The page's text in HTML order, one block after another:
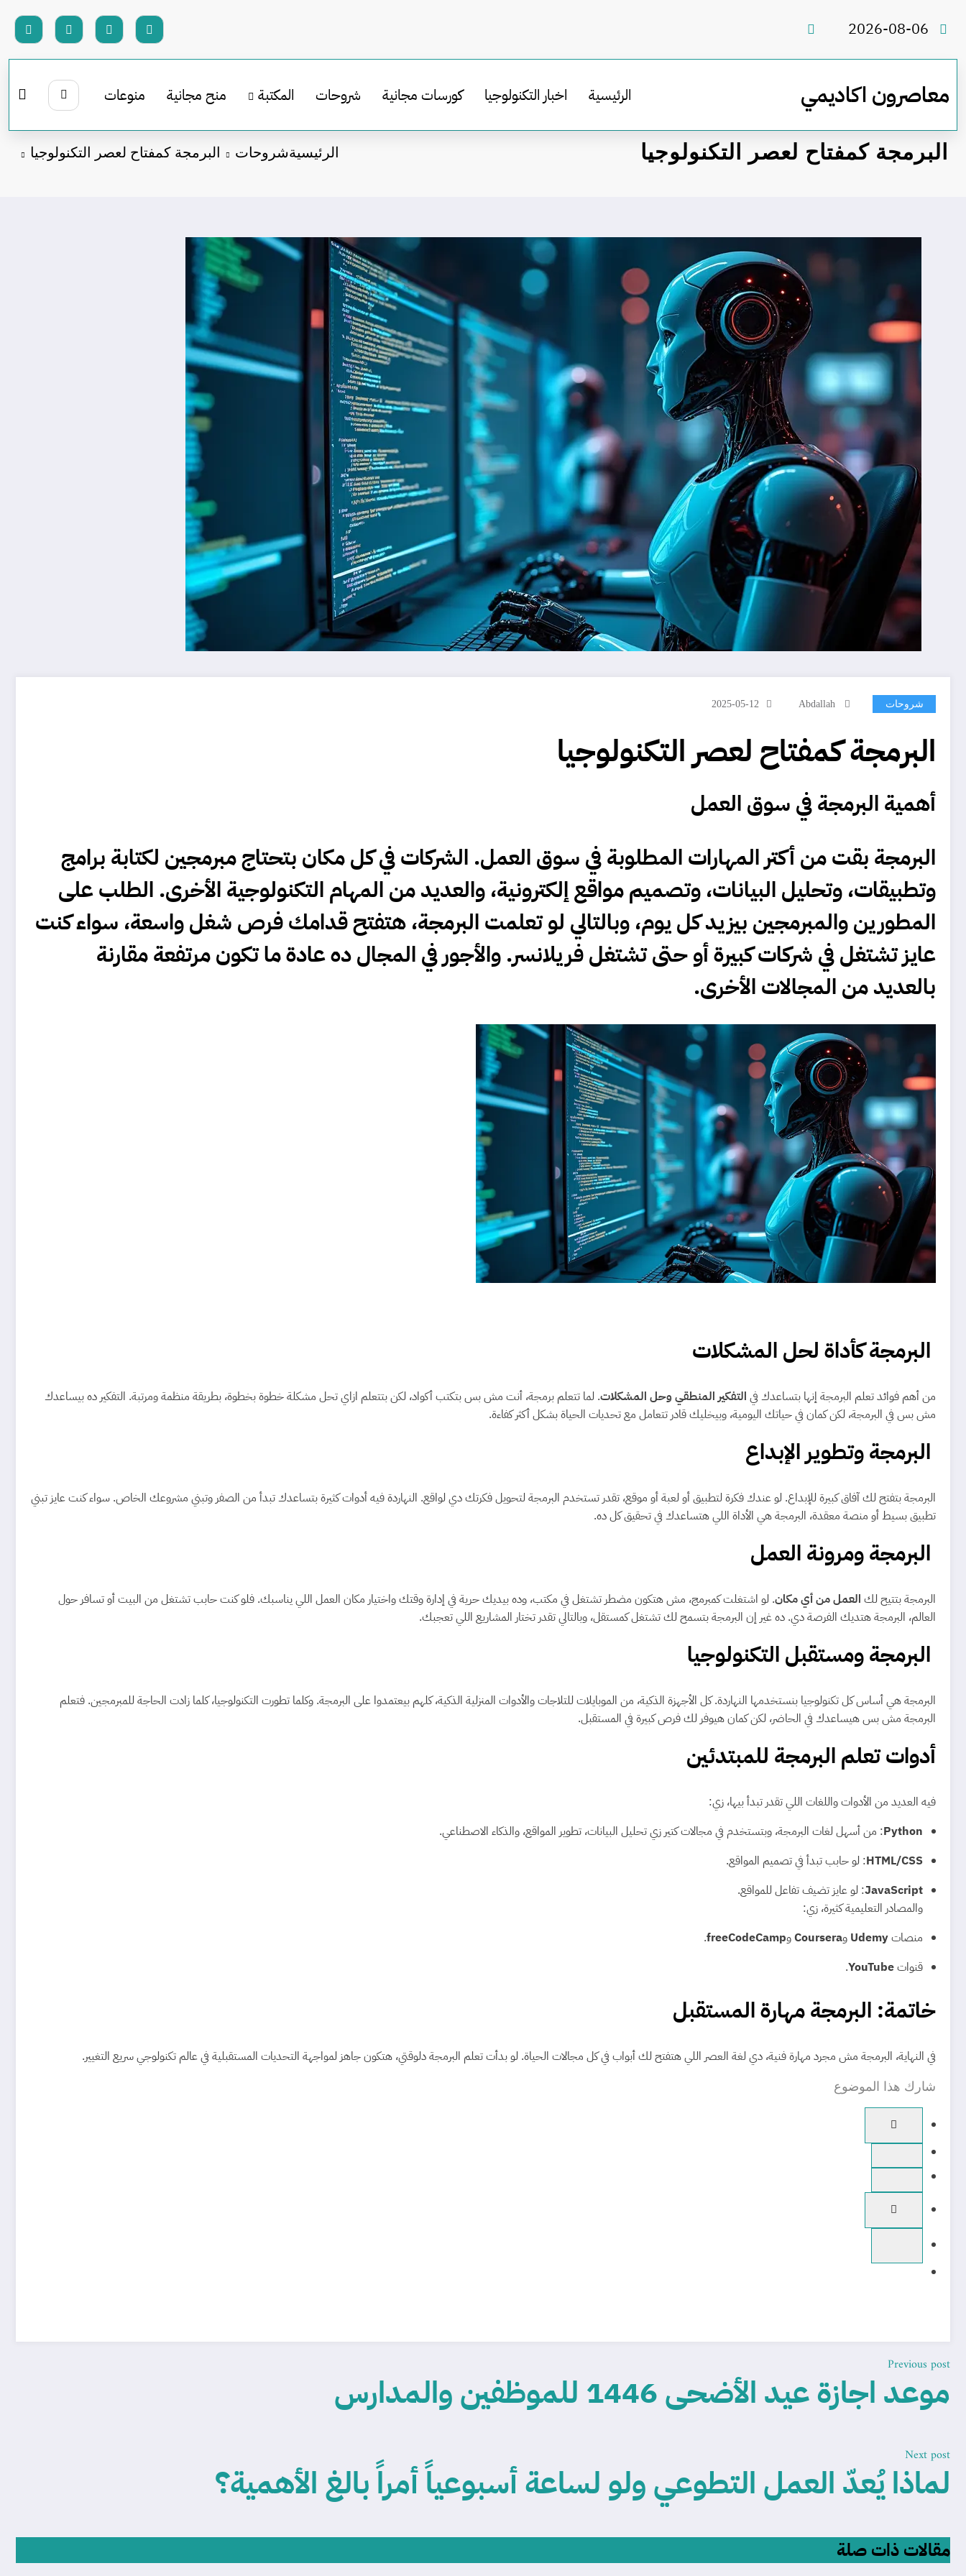
2026-08-06
معاصرون اكاديمي الرئيسية اخبار التكنولوجيا كورسات مجانية شروحات المكتبة منح مجانية منوعات
البرمجة كمفتاح لعصر التكنولوجيا الرئيسيةشروحات البرمجة كمفتاح لعصر التكنولوجيا
شروحات Abdallah
2025-05-12
البرمجة كمفتاح لعصر التكنولوجيا
أهمية البرمجةفي سوق العمل
البرمجة بقت من أكتر المهارات المطلوبة في سوق العمل. الشركات في كل مكان بتحتاج مبرمجين لكتابة برامج
وتطبيقات، وتحليل البيانات، وتصميم مواقع إلكترونية، والعديد من المهام التكنولوجية الأخرى. الطلب على
المطورين والمبرمجين بيزيد كل يوم، وبالتالي لو تعلمت البرمجة، هتفتح قدامك فرص شغل واسعة، سواء كنت
عايز تشتغل في شركات كبيرة أو حتى تشتغل فريلانسر. والأجور في المجال ده عادة ما تكون مرتفعة مقارنة
بالعديد من المجالات الأخرى.
البرمجةكأداة لحل المشكلات
من أهم فوائد تعلم البرمجة إنها بتساعدك في التفكير المنطقي وحل المشكلات. لما تتعلم برمجة، أنت مش بس بتكتب أكواد، لكن بتتعلم ازاي تحل مشكلة خطوة بخطوة، بطريقة منظمة ومرتبة. التفكير ده بيساعدك
مش بس في البرمجة، لكن كمان في حياتك اليومية، وبيخليك قادر تتعامل مع تحديات الحياة بشكل أكثر كفاءة.
البرمجةوتطوير الإبداع
البرمجة بتفتح لك آفاق كبيرة للإبداع. لو عندك فكرة لتطبيق أو لعبة أو موقع، تقدر تستخدم البرمجة لتحويل فكرتك دي لواقع. النهاردة فيه أدوات كثيرة بتساعدك تبدأ من الصفر وتبني مشروعك الخاص. سواء كنت عايز تبني
تطبيق بسيط أو منصة معقدة، البرمجة هي الأداة اللي هتساعدك في تحقيق كل ده.
البرمجة ومرونة العمل
البرمجة بتتيح لك العمل من أي مكان. لو اشتغلت كمبرمج، مش هتكون مضطر تشتغل في مكتب، وده بيديك حرية في إدارة وقتك واختيار مكان العمل اللي يناسبك. فلو كنت حابب تشتغل من البيت أو تسافر حول
العالم، البرمجة هتديك الفرصة دي. ده غير إن البرمجة بتسمح لك تشتغل كمستقل، وبالتالي تقدر تختار المشاريع اللي تعجبك.
البرمجة ومستقبل التكنولوجيا
البرمجة هي أساس كل تكنولوجيا بنستخدمها النهاردة. كل الأجهزة الذكية، من الموبايلات للتلاجات والأدوات المنزلية الذكية، كلهم بيعتمدوا على البرمجة. وكلما تطورت التكنولوجيا، كلما زادت الحاجة للمبرمجين. فتعلم
البرمجة مش بس هيساعدك في الحاضر، لكن كمان هيوفر لك فرص كبيرة في المستقبل.
أدوات تعلم البرمجة للمبتدئين
فيه العديد من الأدوات واللغات اللي تقدر تبدأ بيها، زي:
Python: من أسهل لغات البرمجة، وبتستخدم في مجالات كتير زي تحليل البيانات، تطوير المواقع، والذكاء الاصطناعي.
HTML/CSS: لو حابب تبدأ في تصميم المواقع.
JavaScript: لو عايز تضيف تفاعل للمواقع.
والمصادر التعليمية كثيرة، زي:
منصاتUdemy وCourseraوfreeCodeCamp
.
قنواتYouTube
.
خاتمة: البرمجة مهارة المستقبل
في النهاية، البرمجة مش مجرد مهارة فنية، دي لغة العصر اللي هتفتح لك أبواب في كل مجالات الحياة. لو بدأت تعلم البرمجة دلوقتي، هتكون جاهز لمواجهة التحديات المستقبلية في عالم تكنولوجي سريع التغيير.
شارك هذا الموضوع
Previous post
موعد اجازة عيد الأضحى 1446 للموظفين والمدارس
Next post
لماذا يُعدّ العمل التطوعي ولو لساعة أسبوعياً أمراً بالغ الأهمية؟
مقالات ذات صلة